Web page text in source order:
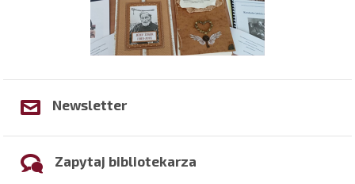
Newsletter
Zapytaj bibliotekarza